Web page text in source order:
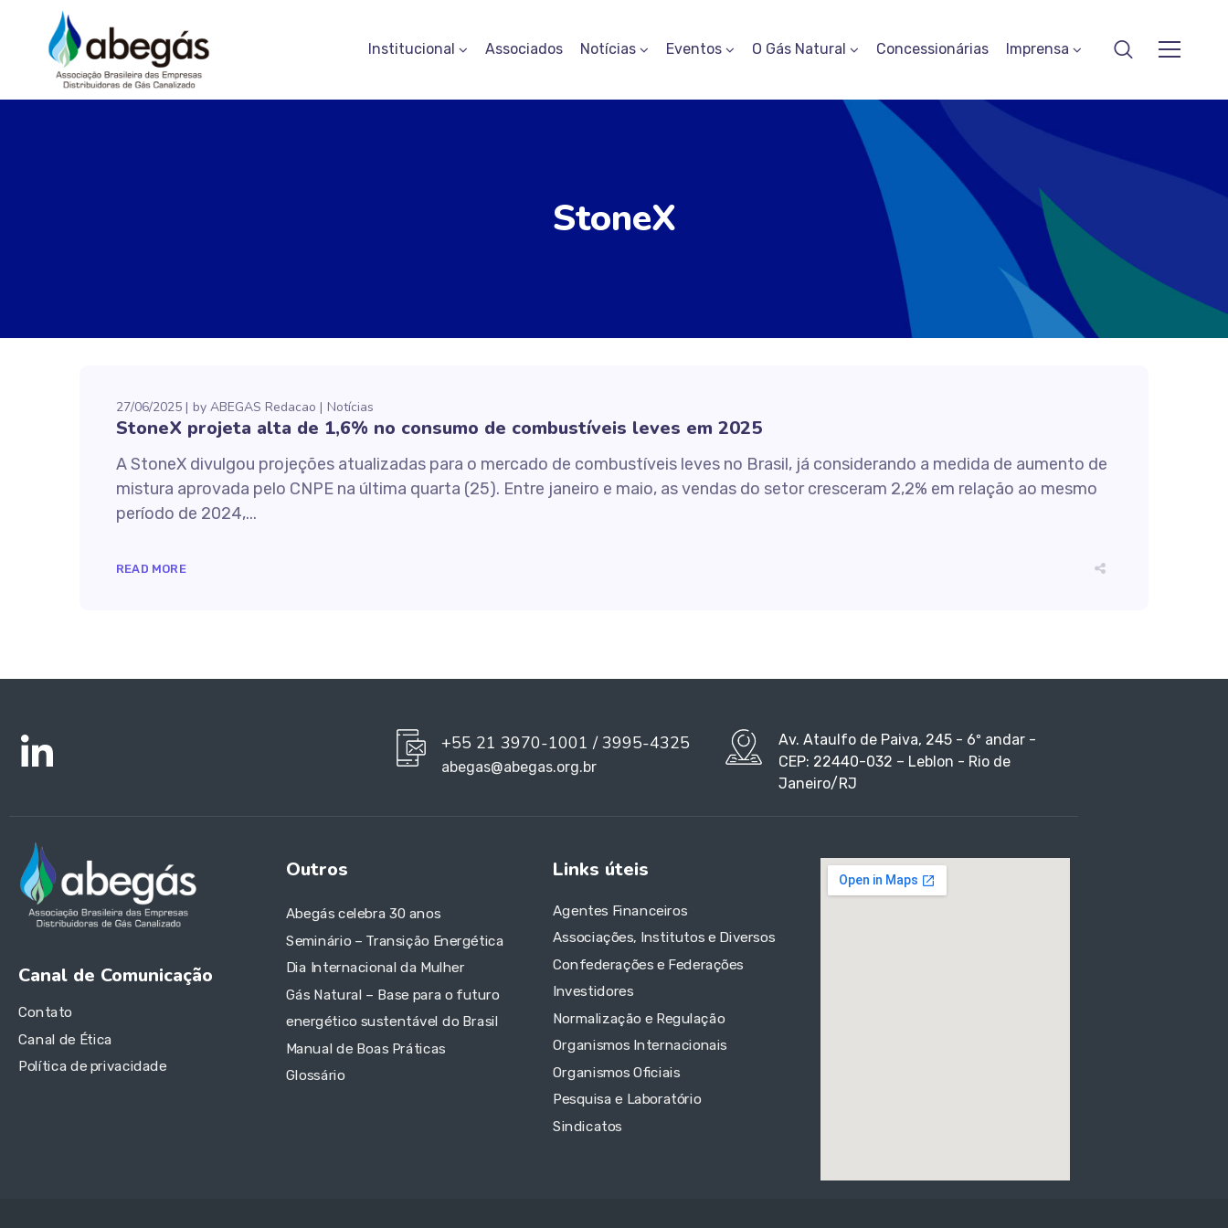
Institucional Associados Notícias Eventos O Gás Natural Concessionárias Imprensa
StoneX
27/06/2025 by ABEGAS Redacao Notícias
StoneX projeta alta de 1,6% no consumo de combustíveis leves em 2025
A StoneX divulgou projeções atualizadas para o mercado de combustíveis leves no Brasil, já considerando a medida de aumento de
mistura aprovada pelo CNPE na última quarta (25). Entre janeiro e maio, as vendas do setor cresceram 2,2% em relação ao mesmo
período de 2024,...
READ MORE
+55 21 3970-1001 / 3995-4325
abegas@abegas.org.br
Av. Ataulfo de Paiva, 245 - 6º andar -
CEP: 22440-032 – Leblon - Rio de
Janeiro/RJ
Canal de Comunicação
Contato
Canal de Ética
Política de privacidade
Outros
Abegás celebra 30 anos
Seminário – Transição Energética
Dia Internacional da Mulher
Gás Natural – Base para o futuro
energético sustentável do Brasil
Manual de Boas Práticas
Glossário
Links úteis
Agentes Financeiros
Associações, Institutos e Diversos
Confederações e Federações
Investidores
Normalização e Regulação
Organismos Internacionais
Organismos Oficiais
Pesquisa e Laboratório
Sindicatos